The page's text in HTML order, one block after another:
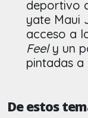
deportivo
yate Maui
acceso a
Feely un
pintadas a
De estos